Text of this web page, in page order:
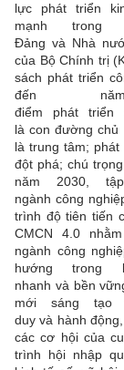
lực phát triển
mạnh
Đảng và Nhà
của Bộ Chính trị
sách phát triển
đến
điểm phát triển
là con đường chủ
là trung tâm;
đột phá; chú
năm 2030,
ngành công
trình độ tiên tiến
CMCN 4.0
ngành công
hướng trong
nhanh và bền
mới sáng
duy và hành
các cơ hội của
trình hội nhập